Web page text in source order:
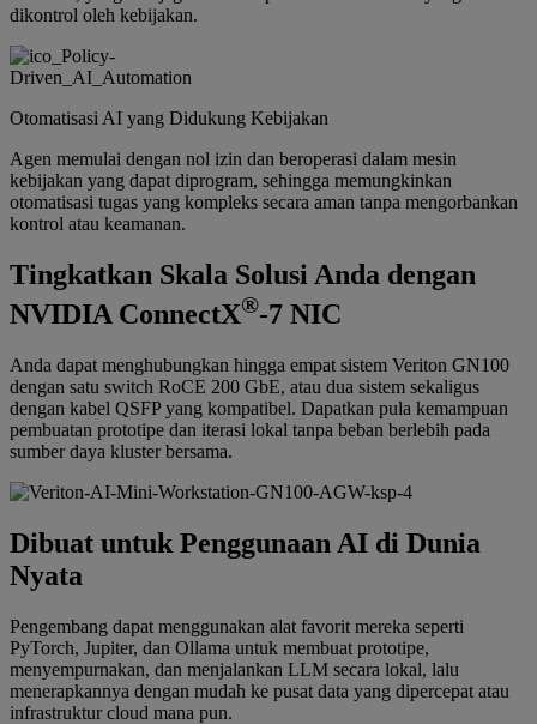
dikontrol oleh kebijakan.
Otomatisasi AI yang Didukung Kebijakan
Agen memulai dengan nol izin dan beroperasi dalam mesin
kebijakan yang dapat diprogram, sehingga memungkinkan
otomatisasi tugas yang kompleks secara aman tanpa mengorbankan
kontrol atau keamanan.
Tingkatkan Skala Solusi Anda dengan
NVIDIA ConnectX®-7 NIC
Anda dapat menghubungkan hingga empat sistem Veriton GN100
dengan satu switch RoCE 200 GbE, atau dua sistem sekaligus
dengan kabel QSFP yang kompatibel. Dapatkan pula kemampuan
pembuatan prototipe dan iterasi lokal tanpa beban berlebih pada
sumber daya kluster bersama.
Dibuat untuk Penggunaan AI di Dunia
Nyata
Pengembang dapat menggunakan alat favorit mereka seperti
PyTorch, Jupiter, dan Ollama untuk membuat prototipe,
menyempurnakan, dan menjalankan LLM secara lokal, lalu
menerapkannya dengan mudah ke pusat data yang dipercepat atau
infrastruktur cloud mana pun.